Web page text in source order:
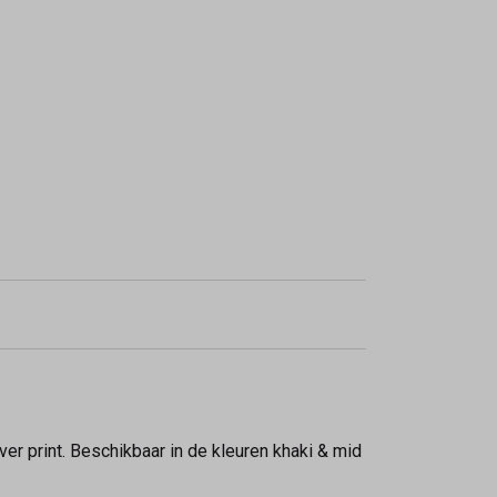
print. Beschikbaar in de kleuren khaki & mid